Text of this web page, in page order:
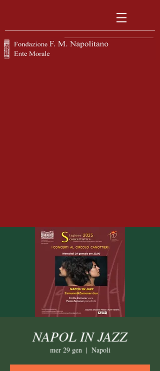
NAPOL IN JAZZ
mer 29 gen
  |
Napoli